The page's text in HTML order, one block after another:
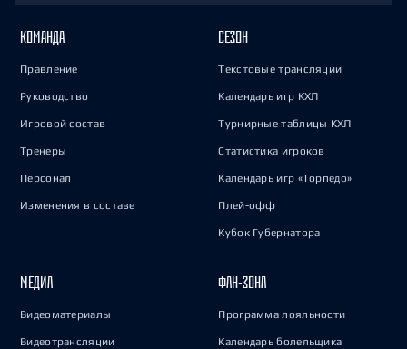
КОМАНДА
Правление
Руководство
Игровой состав
Тренеры
Персонал
Изменения в составе
СЕЗОН
Текстовые трансляции
Календарь игр КХЛ
Турнирные таблицы КХЛ
Статистика игроков
Календарь игр «Торпедо»
Плей-офф
Кубок Губернатора
МЕДИА
Видеоматериалы
Видеотрансляции
ФАН-ЗОНА
Программа лояльности
Календарь болельщика